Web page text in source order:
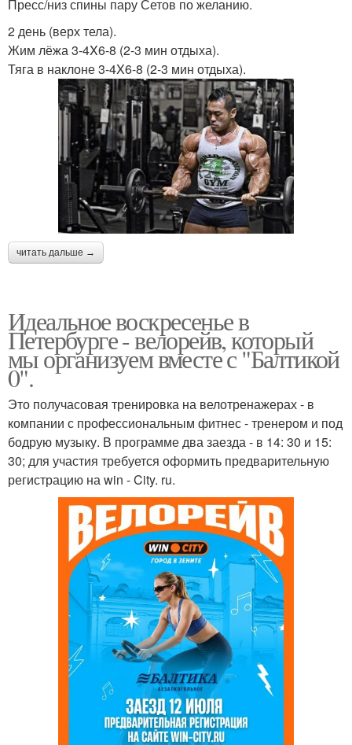
Пресс/низ спины пару Сетов по желанию.
2 день (верх тела).
Жим лёжа 3-4X6-8 (2-3 мин отдыха).
Тяга в наклоне 3-4X6-8 (2-3 мин отдыха).
читать дальше →
Идеальное воскресенье в
Петербурге - велорейв, который
мы организуем вместе с "Балтикой
0".
Это получасовая тренировка на велотренажерах - в
компании с профессиональным фитнес - тренером и под
бодрую музыку. В программе два заезда - в 14: 30 и 15:
30; для участия требуется оформить предварительную
регистрацию на win - City. ru.